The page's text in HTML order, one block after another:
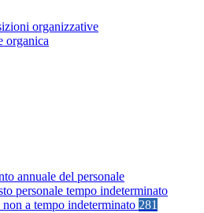
organizzative
organica
annuale del personale
personale tempo indeterminato
non a tempo indeterminato 281